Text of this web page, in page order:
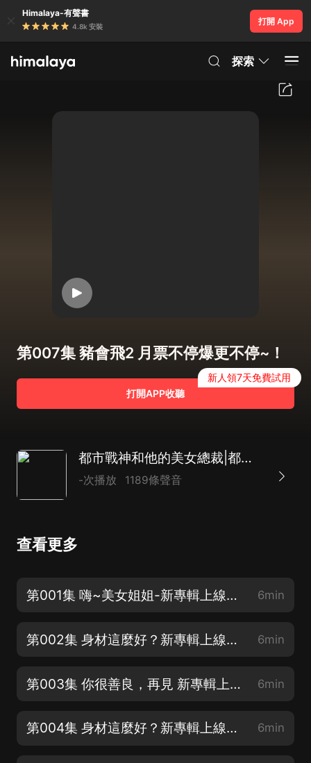
Himalaya-有聲書
4.8k 安裝
打開 App
探索
第007集 豬會飛2 月票不停爆更不停~！
打開APP收聽
新人領7天免費試用
都市戰神和他的美女總裁|都市爽文|多播|爽文
-次播放 1189條聲音
查看更多
第001集 嗨~美女姐姐-新專輯上線~！大家點讚關注~！甩甩月票吧~！感謝小耳朵們~！ 6min
第002集 身材這麼好？新專輯上線~！大家點讚關注~！甩甩月票吧~！感謝小耳朵們~！ 6min
第003集 你很善良，再見 新專輯上線~！大家點讚關注~！甩甩月票吧~！感謝小耳朵們~！ 6min
第004集 身材這麼好？新專輯上線~！大家點讚關注~！甩甩月票吧~！感謝小耳朵們~！ 6min